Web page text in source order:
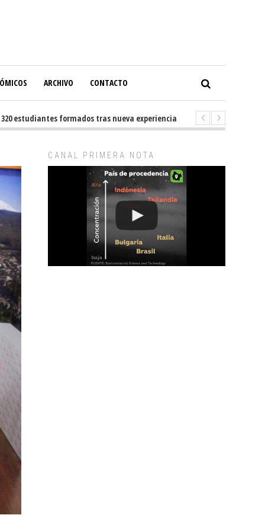
ARCHIVO CONTACTO
formados tras nueva experiencia internacional en Buenos
CANAL PRIMERA NOTA